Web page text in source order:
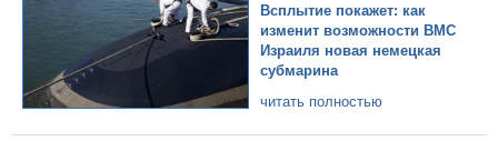
Всплытие покажет: как
изменит возможности ВМС
Израиля новая немецкая
субмарина
читать полностью